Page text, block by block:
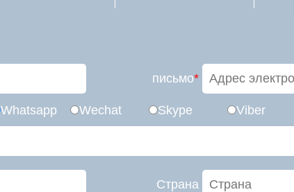
письмо*
Whatsapp Wechat Skype Viber
Страна